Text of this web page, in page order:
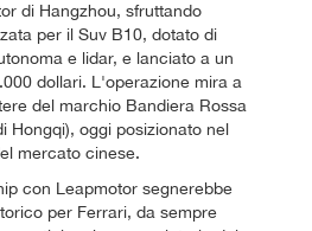
di Hangzhou, sfruttando
per il Suv B10, dotato di
e lidar, e lanciato a un
dollari. L'operazione mira a
del marchio Bandiera Rossa
Hongqi), oggi posizionato nel
mercato cinese.
con Leapmotor segnerebbe
per Ferrari, da sempre